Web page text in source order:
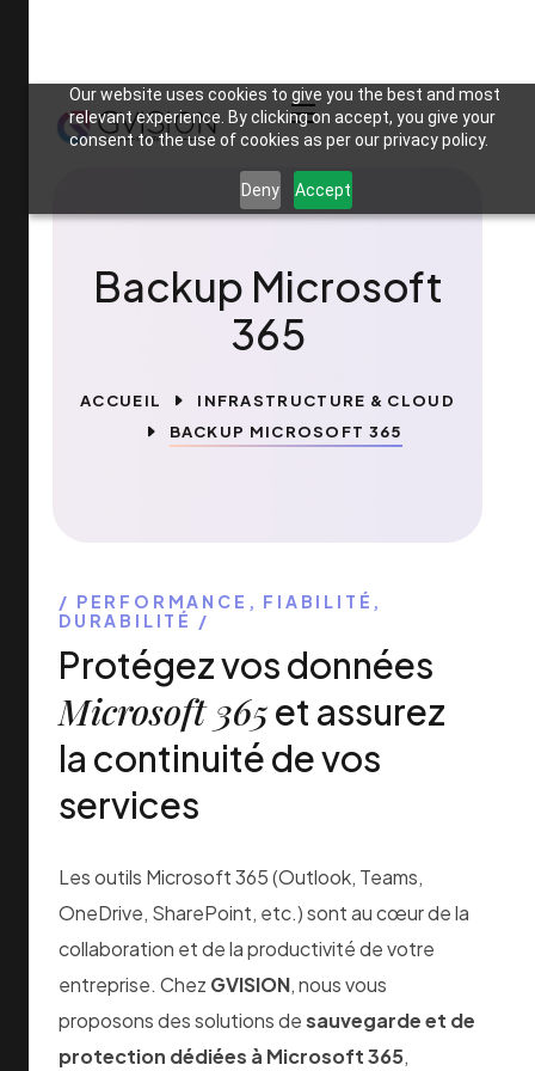
Our website uses cookies to give you the best and most
relevant experience. By clicking on accept, you give your
consent to the use of cookies as per our privacy policy.
Deny Accept
Backup Microsoft
365
ACCUEIL
INFRASTRUCTURE & CLOUD
BACKUP MICROSOFT 365
Backup
Microsoft ne sauvegarde pas vos données — c’est
Microsoft garantit uniquement la disponibilité de son
ChezGVISION, nous déployons un
environnement collaboratif contre les suppressions
Protégez vos
Outlook, Teams, OneDrive, SharePoint : ces outils
Une perte de données, même partielle, peut
PERFORMANCE, FIABILITÉ,
DURABILITÉ
Protégez vos données
Microsoft 365et assurez
la continuité de vos
services
Les outils Microsoft 365 (Outlook, Teams,
OneDrive, SharePoint, etc.) sont au cœur de la
collaboration et de la productivité de votre
entreprise. Chez GVISION, nous vous
proposons des solutions desauvegarde et de
protection dédiées à Microsoft 365,